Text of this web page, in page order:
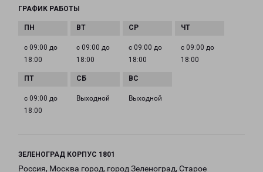
ГРАФИК РАБОТЫ
с 09:00 до
18:00
с 09:00 до
18:00
с 09:00 до
18:00
с 09:00 до
18:00
с 09:00 до
18:00
Выходной Выходной
ЗЕЛЕНОГРАД КОРПУС 1801
Россия, Москва город, город Зеленоград, Старое